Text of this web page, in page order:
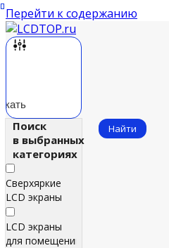
Перейти к содержанию
Поиск
в выбранных
категориях
Сверхяркие
LCD экраны
LCD экраны
для помещений
Найти